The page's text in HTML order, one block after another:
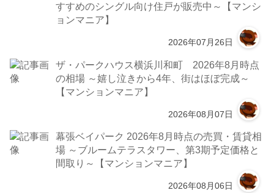
すすめのシングル向け住戸が販売中～【マンシ
ョンマニア】
2026年07月26日
ザ・パークハウス横浜川和町 2026年8月時点
の相場 ～嬉し泣きから4年、街はほぼ完成～
【マンションマニア】
2026年08月07日
幕張ベイパーク 2026年8月時点の売買・賃貸相
場 ～ブルームテラスタワー、第3期予定価格と
間取り～【マンションマニア】
2026年08月06日